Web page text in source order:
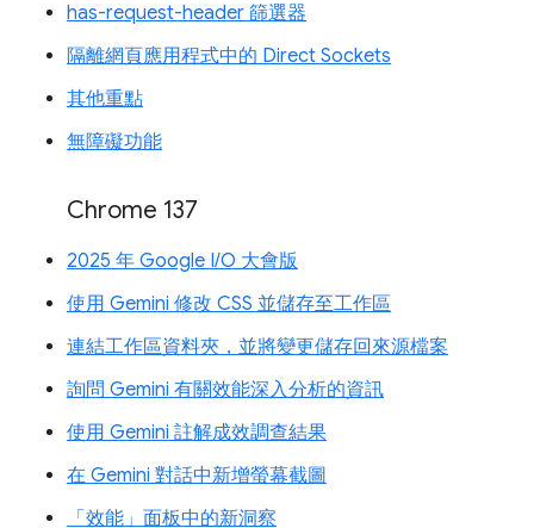
has-request-header 篩選器
隔離網頁應用程式中的 Direct Sockets
其他重點
無障礙功能
Chrome 137
2025 年 Google I/O 大會版
使用 Gemini 修改 CSS 並儲存至工作區
連結工作區資料夾，並將變更儲存回來源檔案
詢問 Gemini 有關效能深入分析的資訊
使用 Gemini 註解成效調查結果
在 Gemini 對話中新增螢幕截圖
「效能」面板中的新洞察